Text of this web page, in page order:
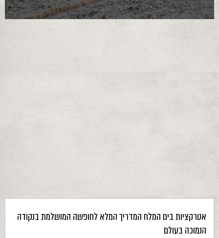
אטרקציות בים המלח המדריך המלא לחופשה המושלמת בנקודה
הנמוכה בעולם